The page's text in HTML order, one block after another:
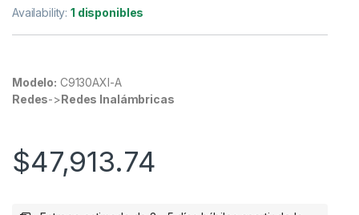
Availability:1 disponibles
Modelo: C9130AXI-A
Redes->Redes Inalámbricas
$47,913.74